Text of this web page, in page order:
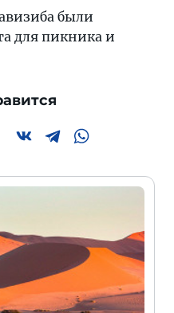
были
для пикника и